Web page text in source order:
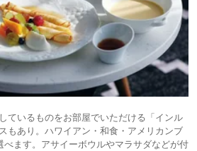
ているものをお部屋でいただける「インル
もあり。ハワイアン・和食・アメリカンブ
べます。アサイーボウルやマラサダなどが付